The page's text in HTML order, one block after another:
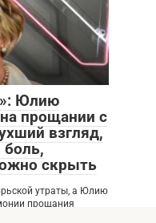
Юлию
прощании с
взгляд,
скрыть
утраты, а Юлию
прощания